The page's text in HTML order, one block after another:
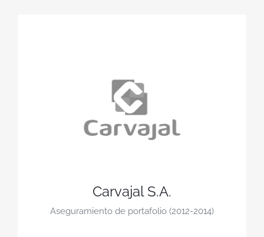
Carvajal S.A.
Aseguramiento de portafolio (2012-2014)